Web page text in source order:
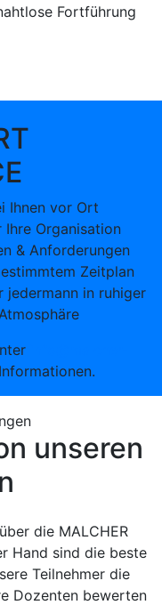
Fortführung
Ihnen vor Ort
Organisation
& Anforderungen
Zeitplan
jedermann in ruhiger
unseren
die MALCHER
Hand sind die beste
Teilnehmer die
Dozenten bewerten